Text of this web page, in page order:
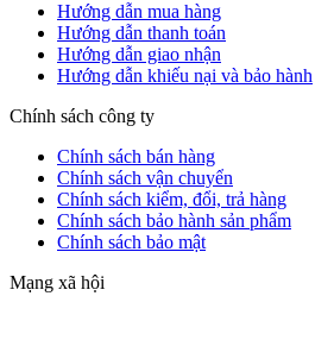
Hướng dẫn mua hàng
Hướng dẫn thanh toán
Hướng dẫn giao nhận
Hướng dẫn khiếu nại và bảo hành
Chính sách công ty
Chính sách bán hàng
Chính sách vận chuyển
Chính sách kiểm, đổi, trả hàng
Chính sách bảo hành sản phẩm
Chính sách bảo mật
Mạng xã hội